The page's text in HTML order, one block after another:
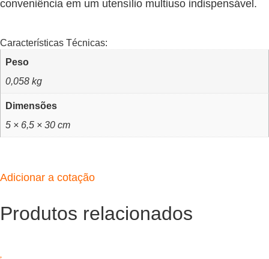
conveniência em um utensílio multiuso indispensável.
Características Técnicas:
Peso
0,058 kg
Dimensões
5 × 6,5 × 30 cm
Adicionar a cotação
Produtos relacionados